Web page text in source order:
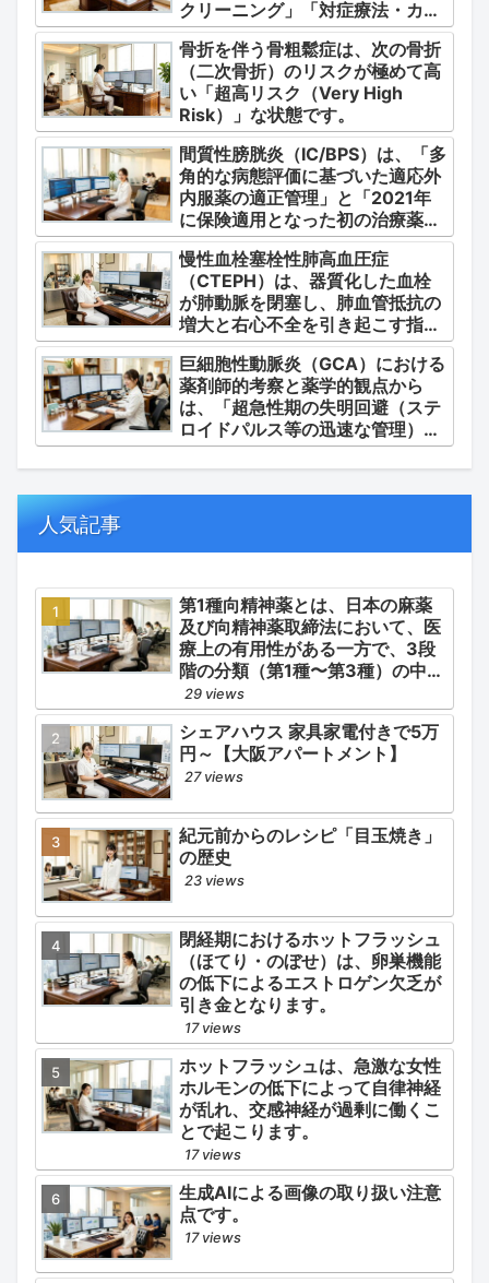
クリーニング」「対症療法・カク
テル療法の適正使用」「画期的な
新薬・DDSの動向」の3つの軸か
ら整理します。
骨折を伴う骨粗鬆症は、次の骨折
（二次骨折）のリスクが極めて高
い「超高リスク（Very High
Risk）」な状態です。
間質性膀胱炎（IC/BPS）は、「多
角的な病態評価に基づいた適応外
内服薬の適正管理」と「2021年
に保険適用となった初の治療薬で
あるジメチルスルホキシド
（DMSO）の安全かつ確実な調
剤・運用」に集約されます。
慢性血栓塞栓性肺高血圧症
（CTEPH）は、器質化した血栓
が肺動脈を閉塞し、肺血管抵抗の
増大と右心不全を引き起こす指定
難病（第4群肺高血圧症）です。
巨細胞性動脈炎（GCA）における
薬剤師的考察と薬学的観点から
は、「超急性期の失明回避（ステ
ロイドパルス等の迅速な管理）」
「再燃防止とステロイドの最小化
（トシリズマブやウパダシチニブ
の適正使用）」「長期ステロイド
人気記事
第1種向精神薬とは、日本の麻薬
及び向精神薬取締法において、医
療上の有用性がある一方で、3段
階の分類（第1種〜第3種）の中で
最も医療用としての濫用の危険性
が高く、有害作用が強いとされる
医薬品です。
29 views
シェアハウス 家具家電付きで5万
円～【大阪アパートメント】
27 views
紀元前からのレシピ「目玉焼き」
の歴史
23 views
閉経期におけるホットフラッシュ
（ほてり・のぼせ）は、卵巣機能
の低下によるエストロゲン欠乏が
引き金となります。
17 views
ホットフラッシュは、急激な女性
ホルモンの低下によって自律神経
が乱れ、交感神経が過剰に働くこ
とで起こります。
17 views
生成AIによる画像の取り扱い注意
点です。
17 views